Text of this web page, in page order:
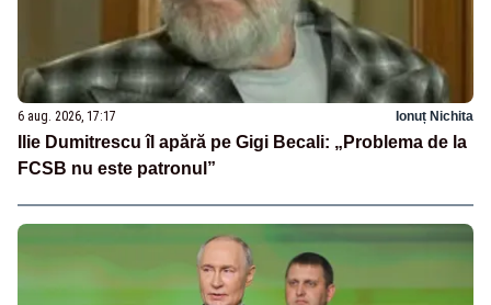
6 aug. 2026, 17:17 Ionuț Nichita
Ilie Dumitrescu îl apără pe Gigi Becali: „Problema de la
FCSB nu este patronul”